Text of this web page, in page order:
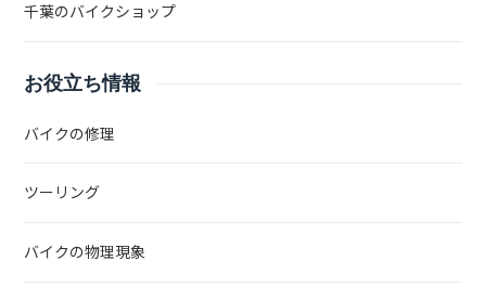
千葉のバイクショップ
お役立ち情報
バイクの修理
ツーリング
バイクの物理現象